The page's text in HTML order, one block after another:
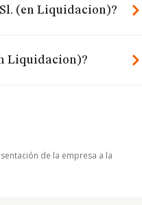
(en Liquidacion)?
Liquidacion)?
de la empresa a la